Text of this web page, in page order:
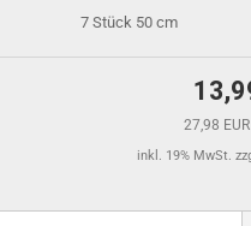
7 Stück 50 cm
27,98
inkl. 19% MwSt.